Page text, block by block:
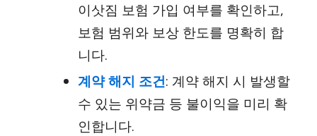
이삿짐 보험 가입 여부를 확인하고,
보험 범위와 보상 한도를 명확히 합
니다.
계약 해지 조건: 계약 해지 시 발생할
수 있는 위약금 등 불이익을 미리 확
인합니다.